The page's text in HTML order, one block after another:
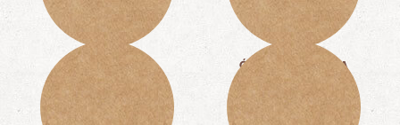
ĆEVAPČIĆI
14,00 KM
ĆEVAPČIĆI PETICA
7,00 KM